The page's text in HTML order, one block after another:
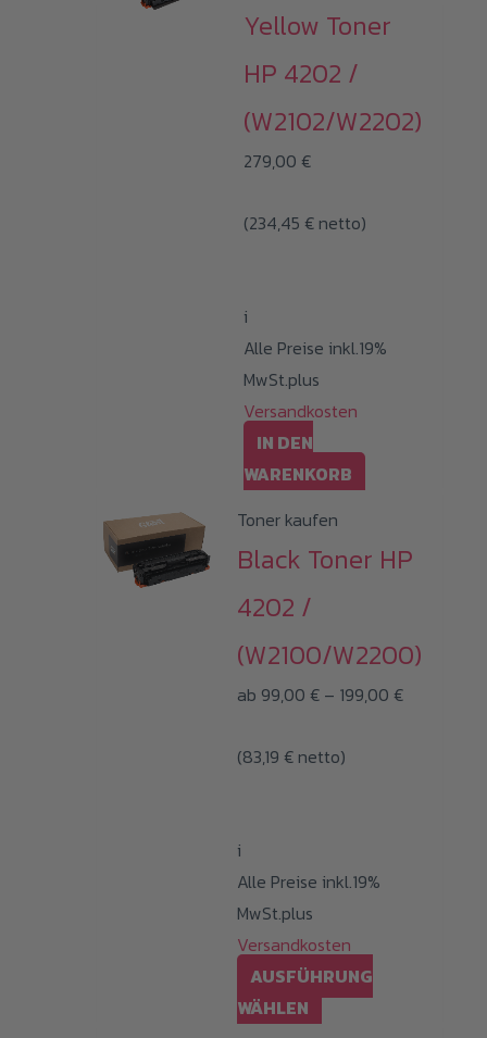
Varianten
Die
Optionen
Produktseite
Yellow Toner
HP 4202 /
(W2102/W2202)
279,00 €
(234,45 € netto)
i
Alle Preise inkl.19%
MwSt.plus
Versandkosten
IN DEN
WARENKORB
Toner kaufen
Black Toner HP
4202 /
(W2100/W2200)
ab 99,00 € – 199,00 €
(83,19 € netto)
i
Alle Preise inkl.19%
MwSt.plus
Versandkosten
AUSFÜHRUNG
WÄHLEN Dieses